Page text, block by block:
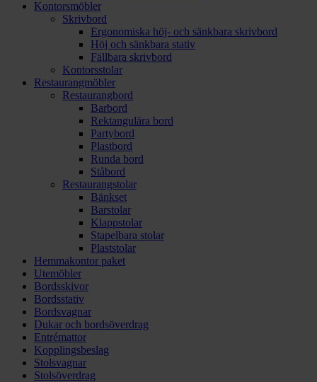
Kontorsmöbler
Skrivbord
Ergonomiska höj- och sänkbara skrivbord
Höj och sänkbara stativ
Fällbara skrivbord
Kontorsstolar
Restaurangmöbler
Restaurangbord
Barbord
Rektangulära bord
Partybord
Plastbord
Runda bord
Ståbord
Restaurangstolar
Bänkset
Barstolar
Klappstolar
Stapelbara stolar
Plaststolar
Hemmakontor paket
Utemöbler
Bordsskivor
Bordsstativ
Bordsvagnar
Dukar och bordsöverdrag
Entrémattor
Kopplingsbeslag
Stolsvagnar
Stolsöverdrag